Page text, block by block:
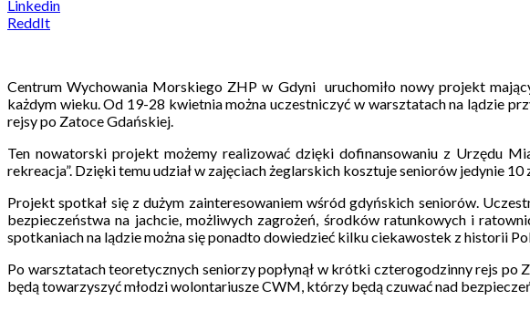
Linkedin
ReddIt
Centrum Wychowania Morskiego ZHP w Gdyni uruchomiło nowy projekt
każdym wieku. Od 19-28 kwietnia można uczestniczyć w warsztatach na lądzie
rejsy po Zatoce Gdańskiej.
Ten nowatorski projekt możemy realizować dzięki dofinansowaniu z Urzędu
rekreacja”. Dzięki temu udział w zajęciach żeglarskich kosztuje seniorów jedynie 10
Projekt spotkał się z dużym zainteresowaniem wśród gdyńskich seniorów.
bezpieczeństwa na jachcie, możliwych zagrożeń, środków ratunkowych i
spotkaniach na lądzie można się ponadto dowiedzieć kilku ciekawostek z historii
Po warsztatach teoretycznych seniorzy popłynął w krótki czterogodzinny rejs
będą towarzyszyć młodzi wolontariusze CWM, którzy będą czuwać nad